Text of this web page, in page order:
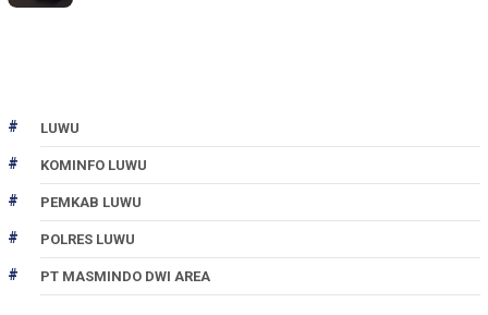
LUWU
KOMINFO LUWU
PEMKAB LUWU
POLRES LUWU
PT MASMINDO DWI AREA